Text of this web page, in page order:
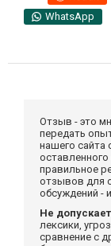
WhatsApp
Отзыв - это
передать
нашего сайта
правильное
отзывов для
обсуждений -
Не
лексики,
сравнение с